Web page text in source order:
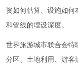
资如何估算、设施如
和管线的埋设深度。
世界旅游城市联合会特
分区、土地利用、游客